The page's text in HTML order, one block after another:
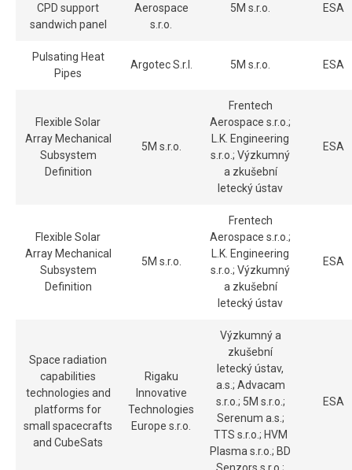
CPD support
sandwich panel
Aerospace
s.r.o.
5M s.r.o. ESA
Pulsating Heat
Pipes
Argotec S.r.l. 5M s.r.o. ESA
Flexible Solar
Array Mechanical
Subsystem
Definition
5M s.r.o.
Frentech
Aerospace s.r.o.;
L.K. Engineering
s.r.o.; Výzkumný
a zkušební
letecký ústav
ESA
Flexible Solar
Array Mechanical
Subsystem
Definition
5M s.r.o.
Frentech
Aerospace s.r.o.;
L.K. Engineering
s.r.o.; Výzkumný
a zkušební
letecký ústav
ESA
Space radiation
capabilities
technologies and
platforms for
small spacecrafts
and CubeSats
Rigaku
Innovative
Technologies
Europe s.r.o.
Výzkumný a
zkušební
letecký ústav,
a.s.; Advacam
s.r.o.; 5M s.r.o.;
Serenum a.s.;
TTS s.r.o.; HVM
Plasma s.r.o.; BD
ESA